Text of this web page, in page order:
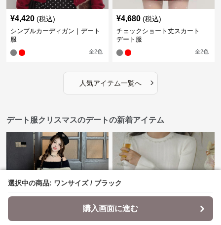
選択中の商品: ワンサイズ / ブラック
購入画面に進む
選択中の商品: ワンサイズ / ブラック
購入画面に進む
¥4,420 (税込)
シンプルカーディガン｜デート
服
全2色
¥4,680 (税込)
チェックショート丈スカート｜
デート服
全2色
人気アイテム一覧へ ›
デート服クリスマスのデートの新着アイテム